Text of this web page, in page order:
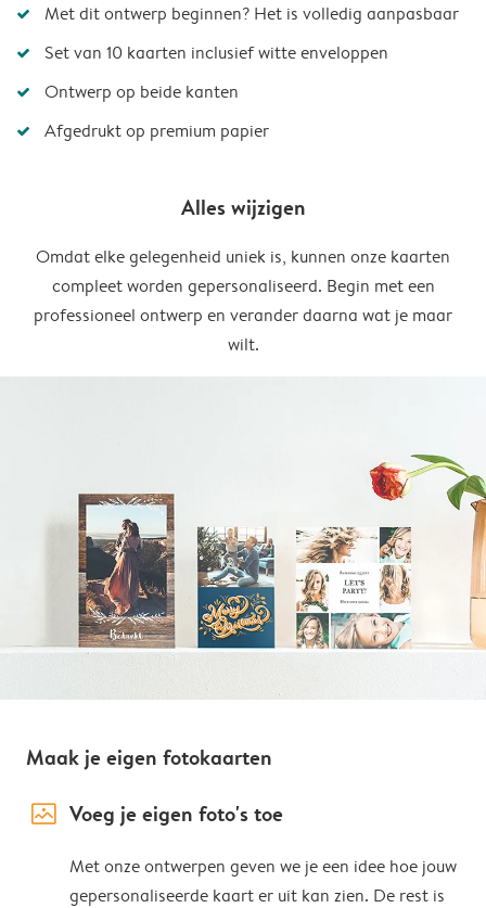
Met dit ontwerp beginnen? Het is volledig aanpasbaar
Set van 10 kaarten inclusief witte enveloppen
Ontwerp op beide kanten
Afgedrukt op premium papier
Alles wijzigen
Omdat elke gelegenheid uniek is, kunnen onze kaarten
compleet worden gepersonaliseerd. Begin met een
professioneel ontwerp en verander daarna wat je maar
wilt.
Maak je eigen fotokaarten
image_placeholder Voeg je eigen foto's toe
Met onze ontwerpen geven we je een idee hoe jouw
gepersonaliseerde kaart er uit kan zien. De rest is